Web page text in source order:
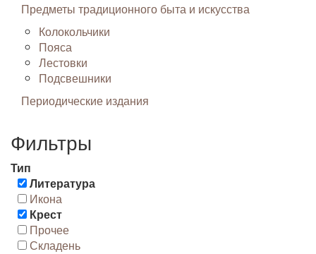
Предметы традиционного быта и искусства
Колокольчики
Пояса
Лестовки
Подсвешники
Периодические издания
Фильтры
Тип
Литература
Икона
Крест
Прочее
Складень